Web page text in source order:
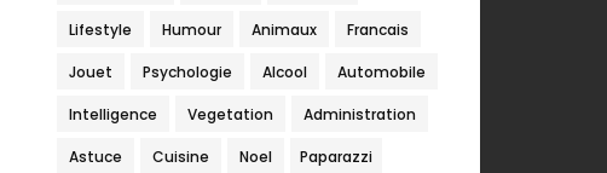
Lifestyle Humour Animaux Francais
Jouet Psychologie Alcool Automobile
Intelligence Vegetation Administration
Astuce Cuisine Noel Paparazzi